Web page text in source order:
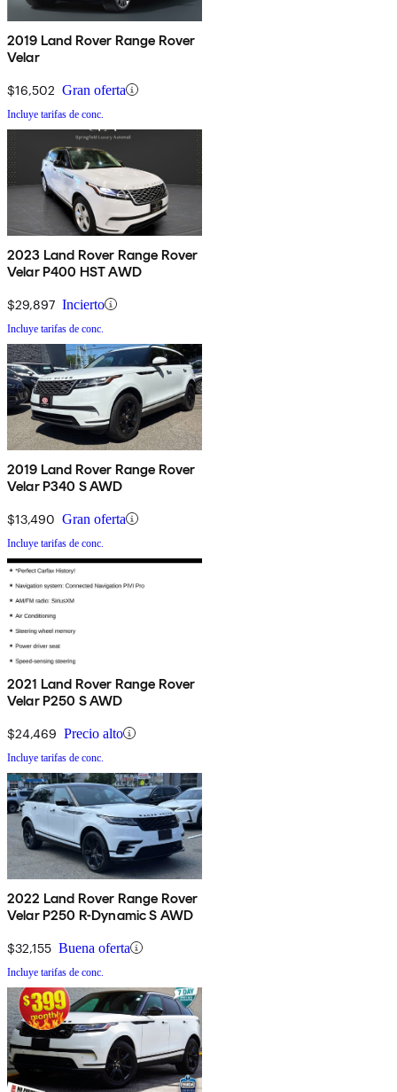
2019 Land Rover Range Rover
Velar
$16,502 Gran oferta
Incluye tarifas de conc.
2023 Land Rover Range Rover
Velar P400 HST AWD
$29,897 Incierto
Incluye tarifas de conc.
2019 Land Rover Range Rover
Velar P340 S AWD
$13,490 Gran oferta
Incluye tarifas de conc.
2021 Land Rover Range Rover
Velar P250 S AWD
$24,469 Precio alto
Incluye tarifas de conc.
2022 Land Rover Range Rover
Velar P250 R-Dynamic S AWD
$32,155 Buena oferta
Incluye tarifas de conc.